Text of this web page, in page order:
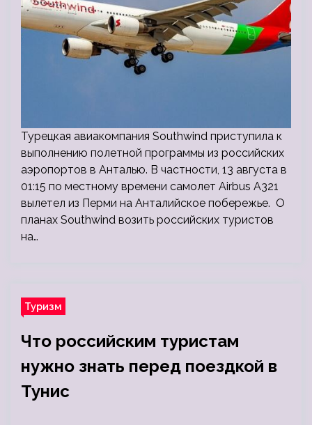
Турецкая авиакомпания Southwind приступила к
выполнению полетной программы из российских
аэропортов в Анталью. В частности, 13 августа в
01:15 по местному времени самолет Airbus A321
вылетел из Перми на Анталийское побережье. О
планах Southwind возить российских туристов
на…
Туризм
Что российским туристам
нужно знать перед поездкой в
Тунис